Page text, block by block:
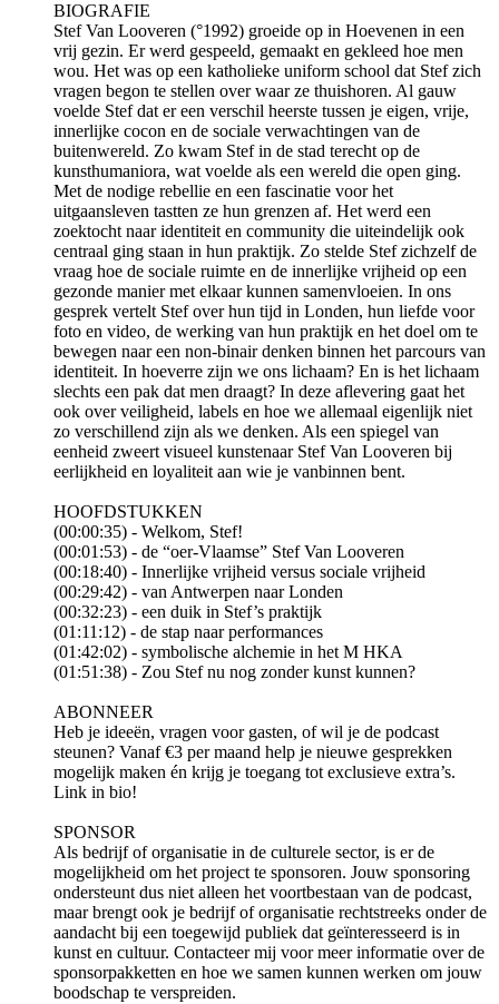
BIOGRAFIE
Stef Van Looveren (°1992) groeide op in Hoevenen in een
vrij gezin. Er werd gespeeld, gemaakt en gekleed hoe men
wou. Het was op een katholieke uniform school dat Stef zich
vragen begon te stellen over waar ze thuishoren. Al gauw
voelde Stef dat er een verschil heerste tussen je eigen, vrije,
innerlijke cocon en de sociale verwachtingen van de
buitenwereld. Zo kwam Stef in de stad terecht op de
kunsthumaniora, wat voelde als een wereld die open ging.
Met de nodige rebellie en een fascinatie voor het
uitgaansleven tastten ze hun grenzen af. Het werd een
zoektocht naar identiteit en community die uiteindelijk ook
centraal ging staan in hun praktijk. Zo stelde Stef zichzelf de
vraag hoe de sociale ruimte en de innerlijke vrijheid op een
gezonde manier met elkaar kunnen samenvloeien. In ons
gesprek vertelt Stef over hun tijd in Londen, hun liefde voor
foto en video, de werking van hun praktijk en het doel om te
bewegen naar een non-binair denken binnen het parcours van
identiteit. In hoeverre zijn we ons lichaam? En is het lichaam
slechts een pak dat men draagt? In deze aflevering gaat het
ook over veiligheid, labels en hoe we allemaal eigenlijk niet
zo verschillend zijn als we denken. Als een spiegel van
eenheid zweert visueel kunstenaar Stef Van Looveren bij
eerlijkheid en loyaliteit aan wie je vanbinnen bent.
HOOFDSTUKKEN
(00:00:35) - Welkom, Stef!
(00:01:53) - de “oer-Vlaamse” Stef Van Looveren
(00:18:40) - Innerlijke vrijheid versus sociale vrijheid
(00:29:42) - van Antwerpen naar Londen
(00:32:23) - een duik in Stef’s praktijk
(01:11:12) - de stap naar performances
(01:42:02) - symbolische alchemie in het M HKA
(01:51:38) - Zou Stef nu nog zonder kunst kunnen?
ABONNEER
Heb je ideeën, vragen voor gasten, of wil je de podcast
steunen? Vanaf €3 per maand help je nieuwe gesprekken
mogelijk maken én krijg je toegang tot exclusieve extra’s.
Link in bio!
SPONSOR
Als bedrijf of organisatie in de culturele sector, is er de
mogelijkheid om het project te sponsoren. Jouw sponsoring
ondersteunt dus niet alleen het voortbestaan van de podcast,
maar brengt ook je bedrijf of organisatie rechtstreeks onder de
aandacht bij een toegewijd publiek dat geïnteresseerd is in
kunst en cultuur. Contacteer mij voor meer informatie over de
sponsorpakketten en hoe we samen kunnen werken om jouw
boodschap te verspreiden.